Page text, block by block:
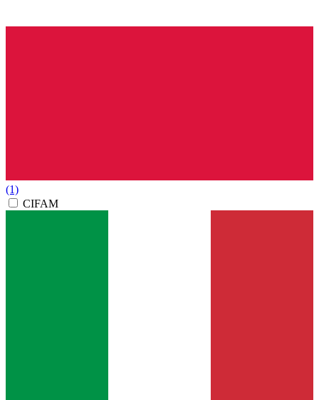
(1)
CIFAM